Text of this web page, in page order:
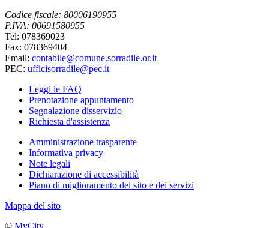
Codice fiscale: 80006190955
P.IVA: 00691580955
Tel: 078369023
Fax: 078369404
Email: contabile@comune.sorradile.or.it
PEC: ufficisorradile@pec.it
Leggi le FAQ
Prenotazione appuntamento
Segnalazione disservizio
Richiesta d'assistenza
Amministrazione trasparente
Informativa privacy
Note legali
Dichiarazione di accessibilità
Piano di miglioramento del sito e dei servizi
Mappa del sito
© MyCity